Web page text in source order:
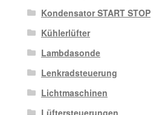
Kondensator START STOP
Kühlerlüfter
Lambdasonde
Lenkradsteuerung
Lichtmaschinen
Lüftersteuerungen